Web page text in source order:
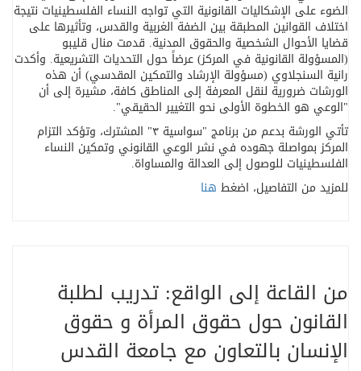
الضوء على الإشكاليات القانونية التي تواجه النساء الفلسطينيات نتيجة
اختلاف القوانين المطبقة بين الضفة الغربية والقدس، وتأثيرها على
قضايا الأحوال الشخصية والحقوق المدنية. قدمت منال قليبو
(المسؤولة القانونية في المركز) عرضاً حول التحديات التشريعية. وأكدت
رانية السنجلاوي (مسؤولة الإرشاد والتمكين المقدسي) أن هذه
الورشات ضرورية لنقل المعرفة إلى المناطق كافة، مشيرة إلى أن
"الوعي هو الخطوة الأولى نحو التغيير الحقيقي."
تأتي الورشة بدعم من برنامج "سواسية ٣" المشترك، وتؤكد التزام
المركز بمواصلة جهوده في نشر الوعي القانوني وتمكين النساء
الفلسطينيات للوصول إلى العدالة والمساواة.
للمزيد من التفاصيل، اضغط هنا
من القاعة إلى الواقع: تدريب لطلبة
القانون حول حقوق المرأة و حقوق
الإنسان بالتعاون مع جامعة القدس